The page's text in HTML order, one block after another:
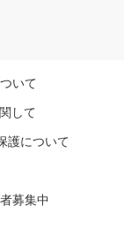
いて
して
護について
募集中